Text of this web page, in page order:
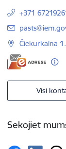
+371
E-pasts:
Čiekurkalna
Visi
Sekojiet